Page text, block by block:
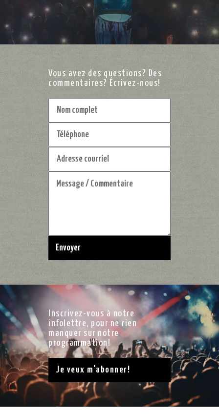
Vous avez des questions? Des
commentaires? Écrivez-nous!
Inscrivez-vous à notre
infolettre, pour ne rien
manquer sur notre
programmation!
Je veux m'abonner!